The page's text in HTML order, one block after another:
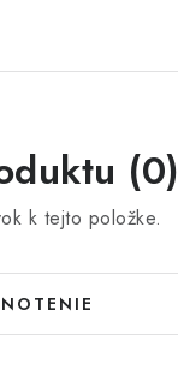
(0)
k tejto položke.